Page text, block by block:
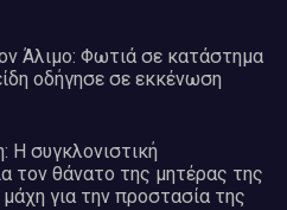
Άλιμο: Φωτιά σε κατάστημα
οδήγησε σε εκκένωση
Η συγκλονιστική
τον θάνατο της μητέρας της
για την προστασία της